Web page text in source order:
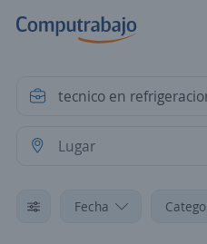
Fecha